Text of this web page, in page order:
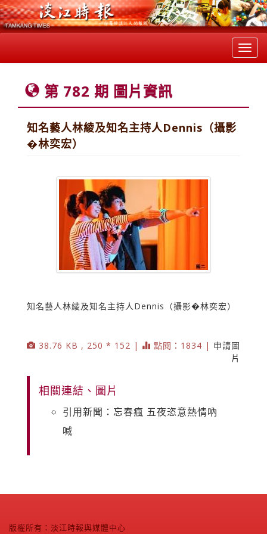
第 782 期 圖片資訊
知名藝人林綾及知名主持人Dennis（攝影
�林奕宏）
知名藝人林綾及知名主持人Dennis（攝影�林奕宏）
38.76 KB , 250 * 152 | 點閱：1834 | 申請圖
片
相關連結、圖片
引用新聞：忘春瘋 五夜恣意熱情吶
喊
版權所有：淡江時報與媒體中心